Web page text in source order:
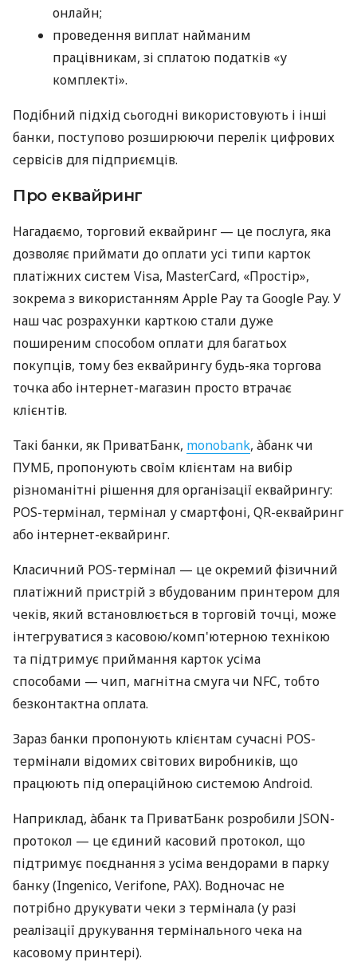
онлайн;
проведення виплат найманим
працівникам, зі сплатою податків «у
комплекті».
Подібний підхід сьогодні використовують і інші
банки, поступово розширюючи перелік цифрових
сервісів для підприємців.
Про еквайринг
Нагадаємо, торговий еквайринг — це послуга, яка
дозволяє приймати до оплати усі типи карток
платіжних систем Visa, MasterCard, «Простір»,
зокрема з використанням Apple Pay та Google Pay. У
наш час розрахунки карткою стали дуже
поширеним способом оплати для багатьох
покупців, тому без еквайрингу будь-яка торгова
точка або інтернет-магазин просто втрачає
клієнтів.
Такі банки, як ПриватБанк, monobank, àбанк чи
ПУМБ, пропонують своїм клієнтам на вибір
різноманітні рішення для організації еквайрингу:
POS-термінал, термінал у смартфоні, QR-еквайринг
або інтернет-еквайринг.
Класичний POS-термінал — це окремий фізичний
платіжний пристрій з вбудованим принтером для
чеків, який встановлюється в торговій точці, може
інтегруватися з касовою/комп'ютерною технікою
та підтримує приймання карток усіма
способами — чип, магнітна смуга чи NFC, тобто
безконтактна оплата.
Зараз банки пропонують клієнтам сучасні POS-
термінали відомих світових виробників, що
працюють під операційною системою Android.
Наприклад, àбанк та ПриватБанк розробили JSON-
протокол — це єдиний касовий протокол, що
підтримує поєднання з усіма вендорами в парку
банку (Ingenico, Verifone, PAX). Водночас не
потрібно друкувати чеки з термінала (у разі
реалізації друкування термінального чека на
касовому принтері).